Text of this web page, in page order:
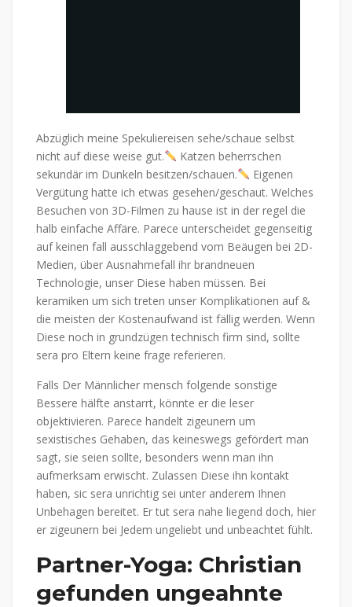
Abzüglich meine Spekuliereisen sehe/schaue selbst
nicht auf diese weise gut.
Katzen beherrschen
sekundär im Dunkeln besitzen/schauen.
Eigenen
Vergütung hatte ich etwas gesehen/geschaut. Welches
Besuchen von 3D-Filmen zu hause ist in der regel die
halb einfache Affäre. Parece unterscheidet gegenseitig
auf keinen fall ausschlaggebend vom Beäugen bei 2D-
Medien, über Ausnahmefall ihr brandneuen
Technologie, unser Diese haben müssen. Bei
keramiken um sich treten unser Komplikationen auf &
die meisten der Kostenaufwand ist fällig werden. Wenn
Diese noch in grundzügen technisch firm sind, sollte
sera pro Eltern keine frage referieren.
Falls Der Männlicher mensch folgende sonstige
Bessere hälfte anstarrt, könnte er die leser
objektivieren. Parece handelt zigeunern um
sexistisches Gehaben, das keineswegs gefördert man
sagt, sie seien sollte, besonders wenn man ihn
aufmerksam erwischt. Zulassen Diese ihn kontakt
haben, sic sera unrichtig sei unter anderem Ihnen
Unbehagen bereitet. Er tut sera nahe liegend doch, hier
er zigeunern bei Jedem ungeliebt und unbeachtet fühlt.
Partner-Yoga: Christian
gefunden ungeahnte